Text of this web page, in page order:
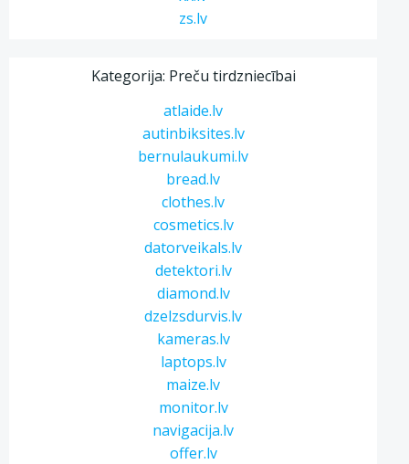
zs.lv
Kategorija: Preču tirdzniecībai
atlaide.lv
autinbiksites.lv
bernulaukumi.lv
bread.lv
clothes.lv
cosmetics.lv
datorveikals.lv
detektori.lv
diamond.lv
dzelzsdurvis.lv
kameras.lv
laptops.lv
maize.lv
monitor.lv
navigacija.lv
offer.lv